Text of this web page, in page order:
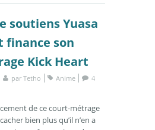
soutiens Yuasa
finance son
Kick Heart
par Tetho Anime
4
de ce court-métrage
bien plus qu’il n’en a